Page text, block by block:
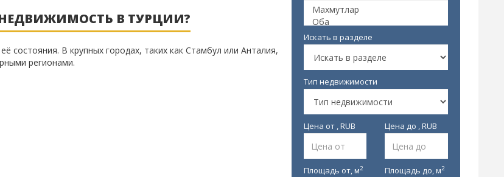
В ТУРЦИИ?
состояния. В крупных городах, таких как Стамбул или Анталия,
регионами.
Искать в разделе
Тип недвижимости
Цена от , RUB Цена до , RUB
Площадь от,м2 Площадь до,м2